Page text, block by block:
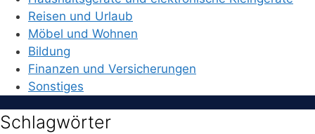
Reisen und Urlaub
Möbel und Wohnen
Bildung
Finanzen und Versicherungen
Sonstiges
Schlagwörter